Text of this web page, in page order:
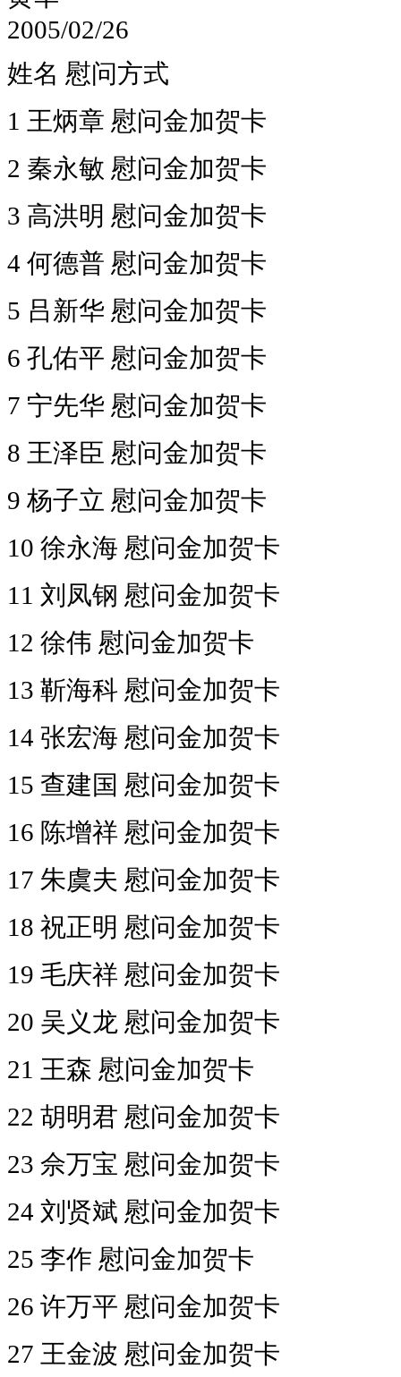
2005/02/26
姓名 慰问方式
1 王炳章 慰问金加贺卡
2 秦永敏 慰问金加贺卡
3 高洪明 慰问金加贺卡
4 何德普 慰问金加贺卡
5 吕新华 慰问金加贺卡
6 孔佑平 慰问金加贺卡
7 宁先华 慰问金加贺卡
8 王泽臣 慰问金加贺卡
9 杨子立 慰问金加贺卡
10 徐永海 慰问金加贺卡
11 刘凤钢 慰问金加贺卡
12 徐伟 慰问金加贺卡
13 靳海科 慰问金加贺卡
14 张宏海 慰问金加贺卡
15 查建国 慰问金加贺卡
16 陈增祥 慰问金加贺卡
17 朱虞夫 慰问金加贺卡
18 祝正明 慰问金加贺卡
19 毛庆祥 慰问金加贺卡
20 吴义龙 慰问金加贺卡
21 王森 慰问金加贺卡
22 胡明君 慰问金加贺卡
23 佘万宝 慰问金加贺卡
24 刘贤斌 慰问金加贺卡
25 李作 慰问金加贺卡
26 许万平 慰问金加贺卡
27 王金波 慰问金加贺卡